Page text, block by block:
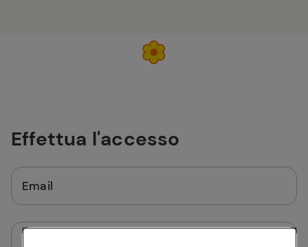
Effettua l'accesso
Email